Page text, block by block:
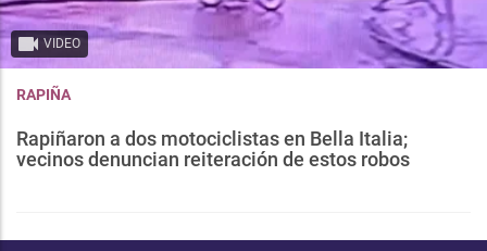
VIDEO
RAPIÑA
Rapiñaron a dos motociclistas en Bella Italia;
vecinos denuncian reiteración de estos robos